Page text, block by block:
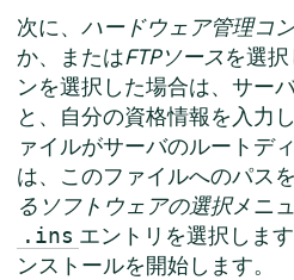
次に、 ハードウェア管理コ
か、またはFTPソースを選
ンを選択した場合は、サー
と、自分の資格情報を入力
ァイルがサーバのルートデ
は、このファイルへのパス
るソフトウェアの選択メニ
.ins エントリを選択します
ンストールを開始します。